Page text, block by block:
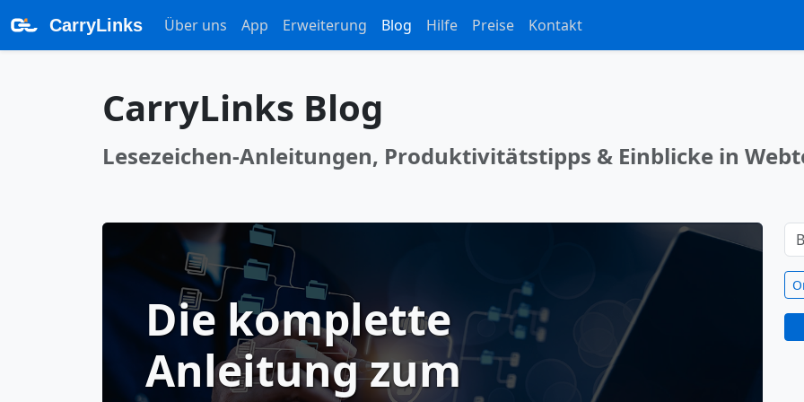
CarryLinks Über uns App Erweiterung Blog Hilfe Preise Kontakt
CarryLinks Blog
Lesezeichen-Anleitungen, Produktivitätstipps & Einblicke in
Die komplette
Anleitung zum